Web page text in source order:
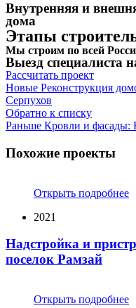
Внутренняя и
дома
Этапы
Мы строим по всей
Выезд специалиста
Рассчитать проект
Новые Реконструкция
Серпухов
Обратно к списку
Раньше Кровли и фасады:
Похожие проекты
Открыть подробнее
2021
Надстройка и
поселок Рамзай
Открыть подробнее